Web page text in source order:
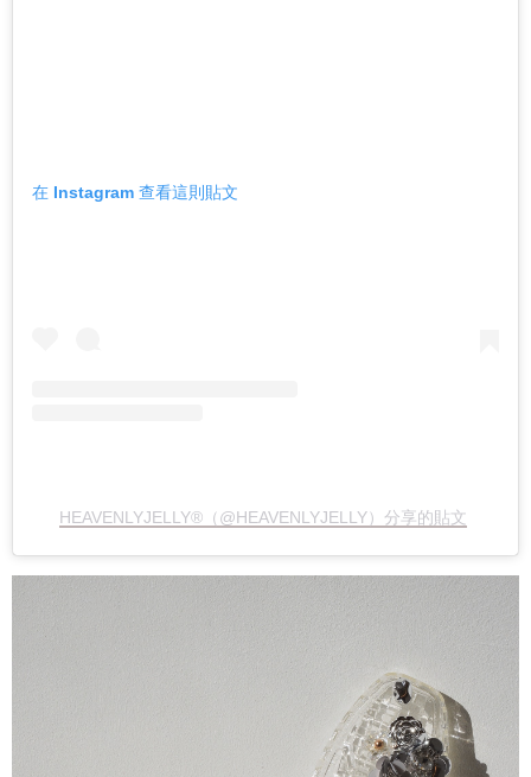
在 Instagram 查看這則貼文
HEAVENLYJELLY®（@HEAVENLYJELLY）分享的貼文